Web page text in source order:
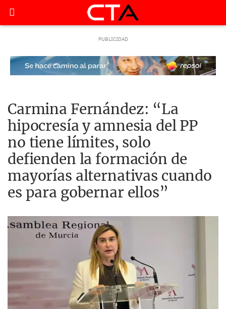
Carmina Fernández: “La
hipocresía y amnesia del PP
no tiene límites, solo
defienden la formación de
mayorías alternativas cuando
es para gobernar ellos”